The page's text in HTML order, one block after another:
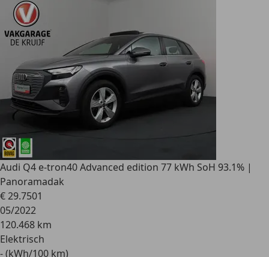
Audi Q4 e-tron40 Advanced edition 77 kWh SoH 93.1% |
Panoramadak
€ 29.7501
05/2022
120.468 km
Elektrisch
- (kWh/100 km)